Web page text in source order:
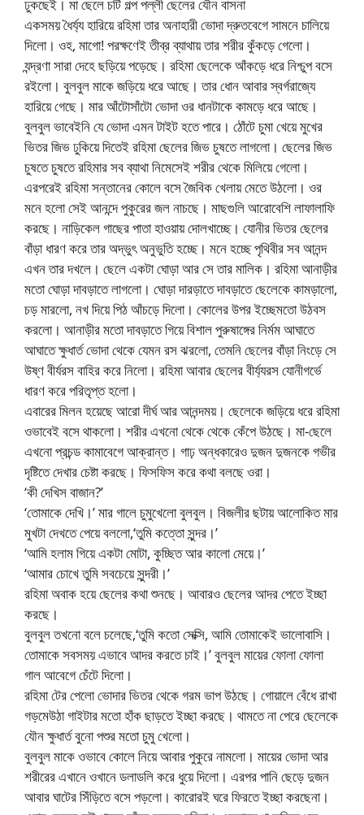
ঢুকছেই। মা ছেলে চটি গল্প পল্লী ছেলের যৌন বাসনা
একসময় ধৈর্য্য হারিয়ে রহিমা তার অনাহারী ভোদা দ্রুতবেগে সামনে চালিয়ে
দিলো। ওহ, মাগো! পরক্ষণেই তীব্র ব্যাথায় তার শরীর কুঁকড়ে গেলো।
যন্দ্রণা সারা দেহে ছড়িয়ে পড়েছে। রহিমা ছেলেকে আঁকড়ে ধরে নিশ্চুপ বসে
রইলো। বুলবুল মাকে জড়িয়ে ধরে আছে। তার ধোন আবার স্বর্গরাজ্যে
হারিয়ে গেছে। মার আঁটোসাঁটো ভোদা ওর ধানটাকে কামড়ে ধরে আছে।
বুলবুল ভাবেইনি যে ভোদা এমন টাইট হতে পারে। ঠোঁটে চুমা খেয়ে মুখের
ভিতর জিভ ঢুকিয়ে দিতেই রহিমা ছেলের জিভ চুষতে লাগলো। ছেলের জিভ
চুষতে চুষতে রহিমার সব ব্যাথা নিমেসেই শরীর থেকে মিলিয়ে গেলো।
এরপরেই রহিমা সন্তানের কোলে বসে জৈবিক খেলায় মেতে উঠলো। ওর
মনে হলো সেই আনন্দে পুকুরের জল নাচছে। মাছগুলি আরোবেশি লাফালাফি
করছে। নাড়িকেল গাছের পাতা হাওয়ায় দোলখাচ্ছে। যোনীর ভিতর ছেলের
বাঁড়া ধারণ করে তার অদ্ভুৎ অনুভুতি হচ্ছে। মনে হচ্ছে পৃথিবীর সব আনন্দ
এখন তার দখলে। ছেলে একটা ঘোড়া আর সে তার মালিক। রহিমা আনাড়ীর
মতো ঘোড়া দাবড়াতে লাগলো। ঘোড়া দারড়াতে দাবড়াতে ছেলেকে কামড়ালো,
চড় মারলো, নখ দিয়ে পিঠ আঁচড়ে দিলো। কোলের উপর ইচ্ছেমতো উঠবস
করলো। আনাড়ীর মতো দাবড়াতে গিয়ে বিশাল পুরুষাঙ্গের নির্মম আঘাতে
আঘাতে ক্ষুধার্ত ভোদা থেকে যেমন রস ঝরলো, তেমনি ছেলের বাঁড়া নিংড়ে সে
উষ্ণ বীর্যরস বাহির করে নিলো। রহিমা আবার ছেলের বীর্য্যরস যোনীগর্ভে
ধারণ করে পরিতৃপ্ত হলো।
এবারের মিলন হয়েছে আরো দীর্ঘ আর আনন্দময়। ছেলেকে জড়িয়ে ধরে রহিমা
ওভাবেই বসে থাকলো। শরীর এখনো থেকে থেকে কেঁপে উঠছে। মা-ছেলে
এখনো প্রচন্ড কামাবেগে আক্রান্ত। গাঢ় অন্ধকারেও দুজন দুজনকে গভীর
দৃষ্টিতে দেখার চেষ্টা করছে। ফিসফিস করে কথা বলছে ওরা।
‘কী দেখিস বাজান?’
‘তোমাকে দেখি।’ মার গালে চুমুখেলো বুলবুল। বিজলীর ছটায় আলোকিত মার
মুখটা দেখতে পেয়ে বললো,‘তুমি কত্তো সুন্দর।’
‘আমি হলাম গিয়ে একটা মোটা, কুচ্ছিত আর কালো মেয়ে।’
‘আমার চোখে তুমি সবচেয়ে সুন্দরী।’
রহিমা অবাক হয়ে ছেলের কথা শুনছে। আবারও ছেলের আদর পেতে ইচ্ছা
করছে।
বুলবুল তখনো বলে চলেছে,‘তুমি কতো সেক্সি, আমি তোমাকেই ভালোবাসি।
তোমাকে সবসময় এভাবে আদর করতে চাই।’ বুলবুল মায়ের ফোলা ফোলা
গাল আবেগে চেঁটে দিলো।
রহিমা টের পেলো ভোদার ভিতর থেকে গরম ভাপ উঠছে। গোয়ালে বেঁধে রাখা
গড়মেউঠা গাইটার মতো হাঁক ছাড়তে ইচ্ছা করছে। থামতে না পেরে ছেলেকে
যৌন ক্ষুধার্ত বুনো পশুর মতো চুমু খেলো।
বুলবুল মাকে ওভাবে কোলে নিয়ে আবার পুকুরে নামলো। মায়ের ভোদা আর
শরীরের এখানে ওখানে ডলাডলি করে ধুয়ে দিলো। এরপর পানি ছেড়ে দুজন
আবার ঘাটের সিঁড়িতে বসে পড়লো। কারোরই ঘরে ফিরতে ইচ্ছা করছেনা।